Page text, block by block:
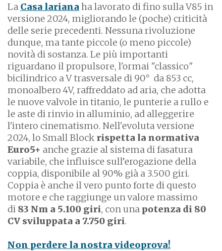
La Casa lariana ha lavorato di fino sulla V85 in
versione 2024, migliorando le (poche) criticità
delle serie precedenti. Nessuna rivoluzione
dunque, ma tante piccole (o meno piccole)
novità di sostanza. Le più importanti
riguardano il propulsore, l'ormai "classico"
bicilindrico a V trasversale di 90° da 853 cc,
monoalbero 4V, raffreddato ad aria, che adotta
le nuove valvole in titanio, le punterie a rullo e
le aste di rinvio in alluminio, ad alleggerire
l'intero cinematismo. Nell'evoluta versione
2024, lo Small Block rispetta la normativa
Euro5+ anche grazie al sistema di fasatura
variabile, che influisce sull’erogazione della
coppia, disponibile al 90% già a 3.500 giri.
Coppia è anche il vero punto forte di questo
motore e che raggiunge un valore massimo
di 83 Nm a 5.100 giri, con una potenza di 80
CV sviluppata a 7.750 giri.
Non perdere la nostra videoprova!